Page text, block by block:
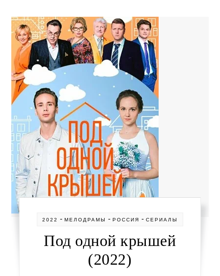
2022 - МЕЛОДРАМЫ - РОССИЯ - СЕРИАЛЫ
Под одной крышей
(2022)